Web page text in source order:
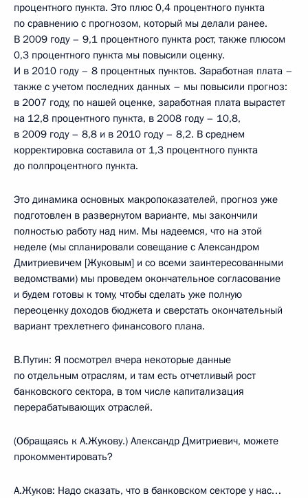
процентного пункта. Это плюс 0,4 процентного пункта
по сравнению с прогнозом, который мы делали ранее.
В 2009 году – 9,1 процентного пункта рост, также плюсом
0,3 процентного пункта мы повысили оценку.
И в 2010 году – 8 процентных пунктов. Заработная плата –
также с учетом последних данных – мы повысили прогноз:
в 2007 году, по нашей оценке, заработная плата вырастет
на 12,8 процентного пункта, в 2008 году – 10,8,
в 2009 году – 8,8 и в 2010 году – 8,2. В среднем
корректировка составила от 1,3 процентного пункта
до полпроцентного пункта.
Это динамика основных макропоказателей, прогноз уже
подготовлен в развернутом варианте, мы закончили
полностью работу над ним. Мы надеемся, что на этой
неделе (мы спланировали совещание с Александром
Дмитриевичем [Жуковым] и со всеми заинтересованными
ведомствами) мы проведем окончательное согласование
и будем готовы к тому, чтобы сделать уже полную
переоценку доходов бюджета и сверстать окончательный
вариант трехлетнего финансового плана.
В.Путин: Я посмотрел вчера некоторые данные
по отдельным отраслям, и там есть отчетливый рост
банковского сектора, в том числе капитализация
перерабатывающих отраслей.
(Обращаясь к А.Жукову.) Александр Дмитриевич, можете
прокомментировать?
А.Жуков: Надо сказать, что в банковском секторе у нас…